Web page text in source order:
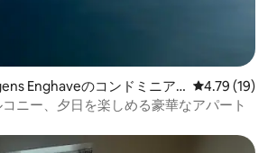
Enghaveのコンドミニア
レビュー19
4.79 (19)
ニー、夕日を楽しめる豪華なアパート